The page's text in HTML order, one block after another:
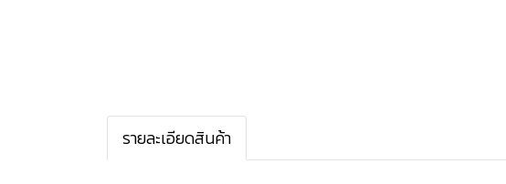
รายละเอียดสินค้า